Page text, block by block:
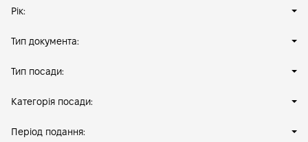
Рік:
Тип документа:
Тип посади:
Категорія посади:
Період подання: